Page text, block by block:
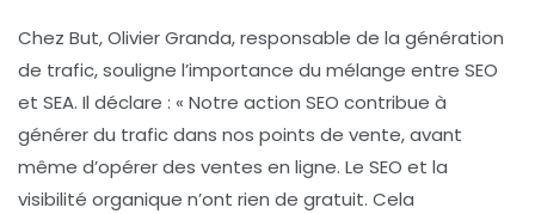
Chez But, Olivier Granda, responsable de la génération
de trafic, souligne l’importance du mélange entre SEO
et SEA. Il déclare : « Notre action SEO contribue à
générer du trafic dans nos points de vente, avant
même d’opérer des ventes en ligne. Le SEO et la
visibilité organique n’ont rien de gratuit. Cela